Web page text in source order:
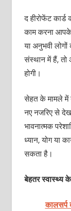
द हीरोफेंट
काम करना आपके
या अनुभवी
संस्थान में हैं,
होगी।
सेहत के मामले में
नए नजरिए से
भावनात्मक
ध्यान, योग या
सकता है।
बेहतर स्वास्थ्य
कालसर्प